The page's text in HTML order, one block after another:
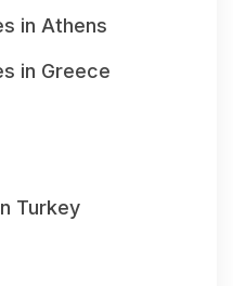
in Athens
in Greece
Turkey